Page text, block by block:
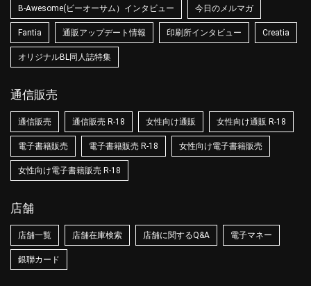
B-Awesome(ビーオーサム）インタビュー 今日のメルマガ
Fantia 通販アップデート情報 印刷所インタビュー Creatia
オリジナルBL同人誌特集
通信販売
通信販売 通信販売 R-18 女性向け通販 女性向け通販 R-18
電子書籍販売 電子書籍販売 R-18 女性向け電子書籍販売
女性向け電子書籍販売 R-18
店舗
店舗一覧 店舗在庫検索 店舗に関するQ&A 電子マネー
銀聯カード